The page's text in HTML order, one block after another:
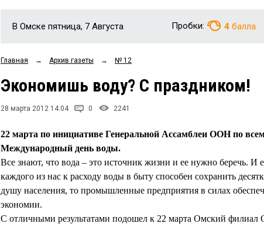
В Омске пятница, 7 Августа Пробки: 4 балла
Главная → Архив газеты → № 12
Экономишь воду? С праздником!
28 марта 2012 14:04 0 2241
22 марта по инициативе Генеральной Ассамблеи ООН по
Международный день воды.
Все знают, что вода – это источник жизни и ее нужно беречь. И
каждого из нас к расходу воды в быту способен сохранить
душу населения, то промышленные предприятия в силах
экономии.
С отличными результатами подошел к 22 марта Омский